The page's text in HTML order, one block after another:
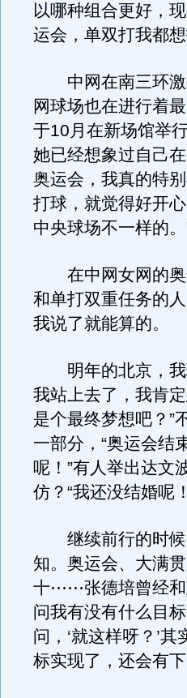
以哪种组合更好，
运会，单双打我都想
中网在南三环激
网球场也在进行着
于10月在新场馆举
她已经想象过自己
奥运会，我真的特
打球，就觉得好开
中央球场不一样的。
在中网女网的奥
和单打双重任务的
我说了就能算的。
明年的北京，我
我站上去了，我肯
是个最终梦想吧？”
一部分，“奥运会结
呢！”有人举出达文
仿？“我还没结婚呢
继续前行的时候
知。奥运会、大满
十⋯⋯张德培曾经和
问我有没有什么目
问，‘就这样呀？’
标实现了，还会有